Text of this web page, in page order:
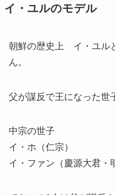
イ・ユルのモデル
朝鮮の歴史上 イ・ユル
ん。
父が謀反で王になった世
中宗の世子
イ・ホ（仁宗）
イ・ファン（慶源大君・